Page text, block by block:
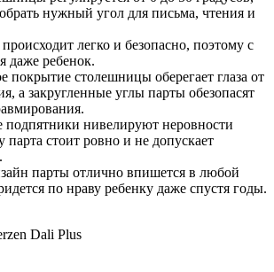
нужный угол для письма, чтения и
легко и безопасно, поэтому с
даже ребенок.
покрытие столешницы оберегает глаза от
а закругленные углы парты обезопасят
нивелируют неровности
парта стоит ровно и не допускает
парты отлично впишется в любой
по нраву ребенку даже спустя годы.
Dali Plus